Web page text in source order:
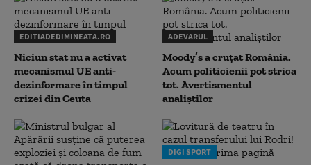
EDITIADEDIMINEATA.RO
Niciun stat nu a activat
mecanismul UE anti-
dezinformare în timpul
crizei din Ceuta
ADEVARUL
Moody’s a cruțat România.
Acum politicienii pot strica
tot. Avertismentul
analiștilor
DIGI SPORT